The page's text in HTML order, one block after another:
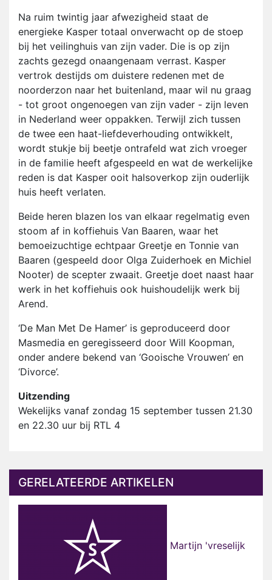
Na ruim twintig jaar afwezigheid staat de
energieke Kasper totaal onverwacht op de stoep
bij het veilinghuis van zijn vader. Die is op zijn
zachts gezegd onaangenaam verrast. Kasper
vertrok destijds om duistere redenen met de
noorderzon naar het buitenland, maar wil nu graag
- tot groot ongenoegen van zijn vader - zijn leven
in Nederland weer oppakken. Terwijl zich tussen
de twee een haat-liefdeverhouding ontwikkelt,
wordt stukje bij beetje ontrafeld wat zich vroeger
in de familie heeft afgespeeld en wat de werkelijke
reden is dat Kasper ooit halsoverkop zijn ouderlijk
huis heeft verlaten.
Beide heren blazen los van elkaar regelmatig even
stoom af in koffiehuis Van Baaren, waar het
bemoeizuchtige echtpaar Greetje en Tonnie van
Baaren (gespeeld door Olga Zuiderhoek en Michiel
Nooter) de scepter zwaait. Greetje doet naast haar
werk in het koffiehuis ook huishoudelijk werk bij
Arend.
‘De Man Met De Hamer’ is geproduceerd door
Masmedia en geregisseerd door Will Koopman,
onder andere bekend van ‘Gooische Vrouwen’ en
‘Divorce’.
Uitzending
Wekelijks vanaf zondag 15 september tussen 21.30
en 22.30 uur bij RTL 4
GERELATEERDE ARTIKELEN
Martijn 'vreselijk